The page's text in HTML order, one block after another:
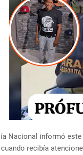
Nacional informó
recibía